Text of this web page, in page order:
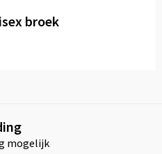
broek
mogelijk